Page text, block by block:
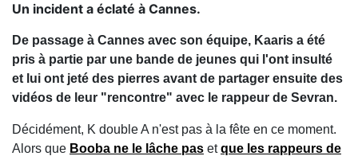
Un incident a éclaté à Cannes.
De passage à Cannes avec son équipe, Kaaris a été
pris à partie par une bande de jeunes qui l'ont insulté
et lui ont jeté des pierres avant de partager ensuite des
vidéos de leur "rencontre" avec le rappeur de Sevran.
Décidément, K double A n'est pas à la fête en ce moment.
Alors que Booba ne le lâche pas etque les rappeurs de